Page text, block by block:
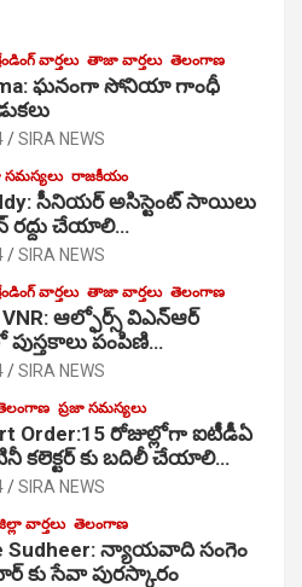
వార్తలు తాజా వార్తలు తెలంగాణ
ఘ‌నంగా సోనియా గాంధీ
SIRA NEWS
సమస్యలు రాజకీయం
సీనియర్ అసిస్టెంట్ సాయిలు
రద్దు చేయాలి…
SIRA NEWS
వార్తలు తాజా వార్తలు తెలంగాణ
VNR: ఆల్ఫోర్స్ విఎన్ఆర్
పుస్తకాలు పంపిణి…
SIRA NEWS
ప్రజా సమస్యలు
Order:15 రోజుల్లోగా ఐటీడీఏ
కలెక్టర్ కు బదిలీ చేయాలి…
SIRA NEWS
వార్తలు తెలంగాణ
Sudheer: న్యాయవాది సంగెం
కు సేవా పురస్కారం